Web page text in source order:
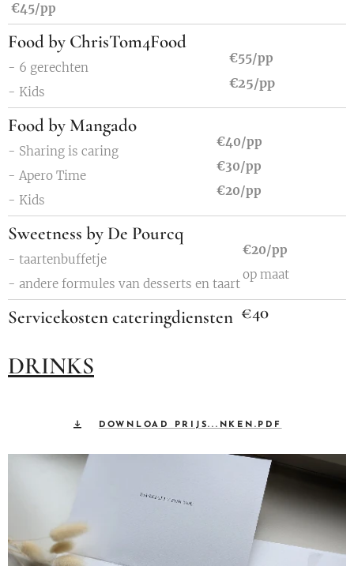
€45/pp
Food by ChrisTom4Food
- 6 gerechten
- Kids
€55/pp
€25/pp
Food by Mangado
- Sharing is caring
- Apero Time
- Kids
€40/pp
€30/pp
€20/pp
Sweetness by De Pourcq
- taartenbuffetje
- andere formules van desserts en taart
€20/pp
op maat
Servicekosten cateringdiensten €40
DRINKS
DOWNLOAD PRIJS...NKEN.PDF